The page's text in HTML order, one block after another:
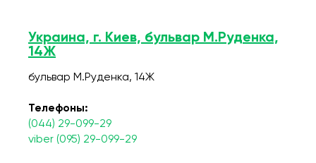
Украина, г. Киев, бульвар М.Руденка,
14Ж
бульвар М.Руденка, 14Ж
Телефоны:
(044) 29-099-29
viber (095) 29-099-29